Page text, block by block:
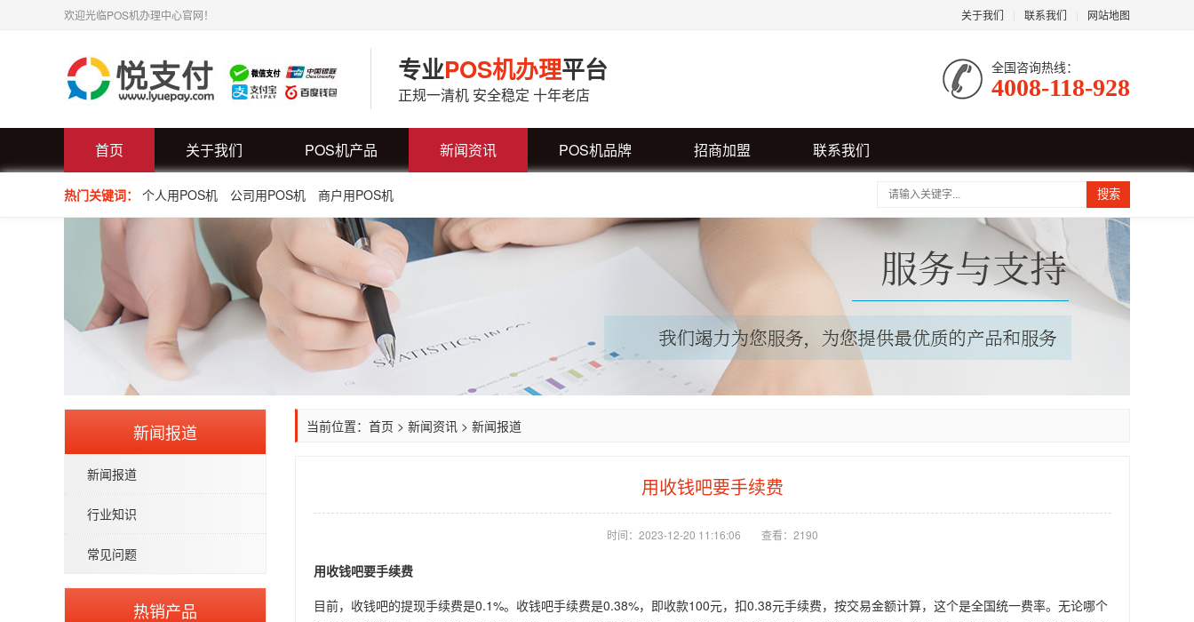
关于我们 联系我们 网站地图
欢迎光临POS机办理中心官网！
专业POS机办理平台
正规一清机 安全稳定 十年老店
全国咨询热线：
4008-118-928
首页 关于我们 POS机产品 新闻资讯 POS机品牌 招商加盟 联系我们
热门关键词： 个人用POS机 公司用POS机 商户用POS机 搜索
新闻报道
新闻报道
行业知识
常见问题
热销产品
当前位置： 首页 > 新闻资讯 > 新闻报道
用收钱吧要手续费
时间：2023-12-20 11:16:06 查看：2190
用收钱吧要手续费
目前，收钱吧的提现手续费是0.1%。收钱吧手续费是0.38%，即收款100元，扣0.38元手续费，按交易金额计算，这个是全国统一费率。无论哪个